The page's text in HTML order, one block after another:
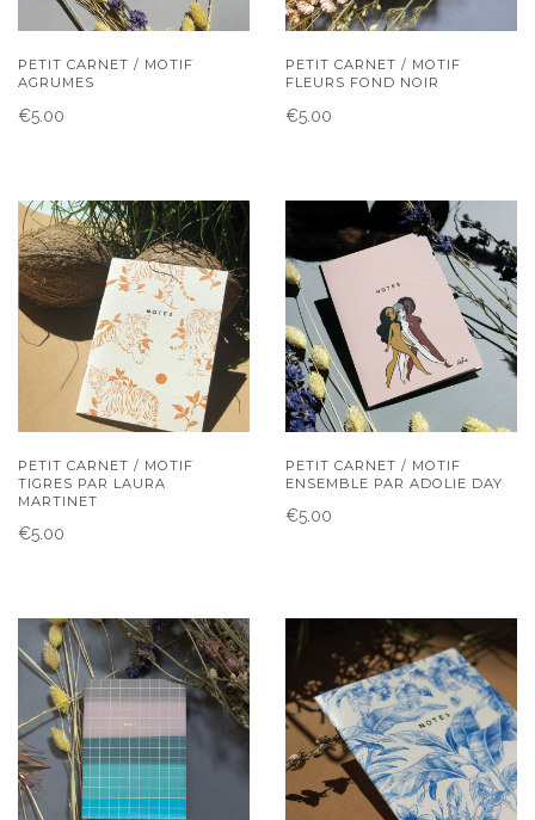
PETIT CARNET / MOTIF
AGRUMES
€5.00
PETIT CARNET / MOTIF
FLEURS FOND NOIR
€5.00
PETIT CARNET / MOTIF
TIGRES PAR LAURA
MARTINET
€5.00
PETIT CARNET / MOTIF
ENSEMBLE PAR ADOLIE DAY
€5.00